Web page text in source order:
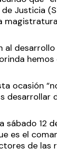
Justicia
al
hemos
ocasión
desarrollar
sábado 12
es el
de las